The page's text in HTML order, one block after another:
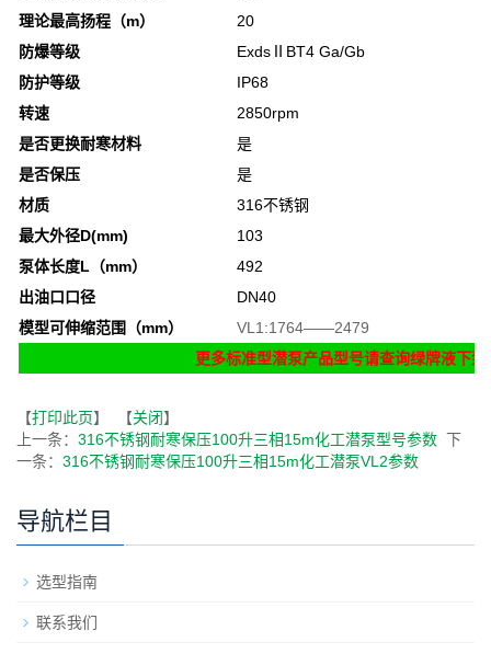
理论最高扬程（m）
20
防爆等级
ExdsⅡBT4 Ga/Gb
防护等级
IP68
转速
2850rpm
是否更换耐寒材料
是
是否保压
是
材质
316不锈钢
最大外径D(mm)
103
泵体长度L（mm）
492
出油口口径
DN40
模型可伸缩范围（mm）
VL1:1764——2479
更多标准型潜泵产品型号请查询绿牌液下泵
【打印此页】 【关闭】
上一条： 316不锈钢耐寒保压100升三相15m化工潜泵型号参数 下
一条： 316不锈钢耐寒保压100升三相15m化工潜泵VL2参数
导航栏目
选型指南
联系我们